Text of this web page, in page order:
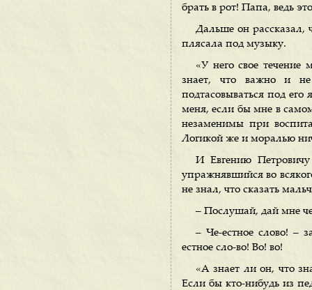
брать в рот! Папа, ведь
Дальше он рассказал,
плясала под музыку.
«У него свое
знает, что важно и не
подтасовываться под
меня, если бы мне в
незаменимы при
Логикой же и моралью
И Евгению
упражнявшийся во
не знал, что сказать
– Послушай, дай мне
– Че-естное слово! –
естное сло-во! Во! во!
«А знает ли он, что
Если бы кто-нибудь из